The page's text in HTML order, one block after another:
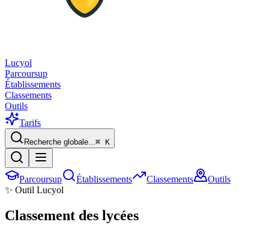
Lucyol
Parcoursup
Établissements
Classements
Outils
Tarifs
Recherche globale...⌘ K
Parcoursup Établissements Classements
Outils
✨ Outil Lucyol
Classement des lycées